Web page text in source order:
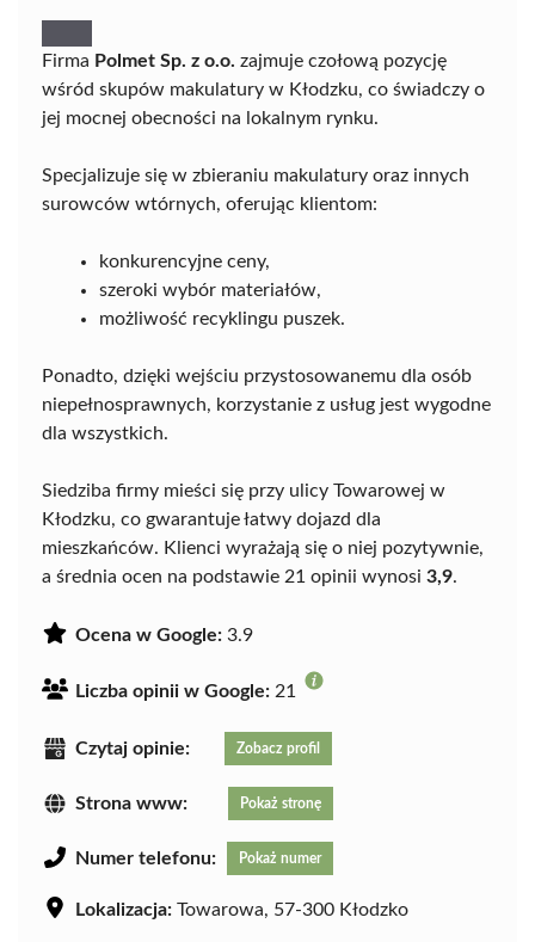
Firma Polmet Sp. z o.o. zajmuje czołową pozycję
wśród skupów makulatury w Kłodzku, co świadczy o
jej mocnej obecności na lokalnym rynku.
Specjalizuje się w zbieraniu makulatury oraz innych
surowców wtórnych, oferując klientom:
konkurencyjne ceny,
szeroki wybór materiałów,
możliwość recyklingu puszek.
Ponadto, dzięki wejściu przystosowanemu dla osób
niepełnosprawnych, korzystanie z usług jest wygodne
dla wszystkich.
Siedziba firmy mieści się przy ulicy Towarowej w
Kłodzku, co gwarantuje łatwy dojazd dla
mieszkańców. Klienci wyrażają się o niej pozytywnie,
a średnia ocen na podstawie 21 opinii wynosi 3,9.
Ocena w Google: 3.9
Liczba opinii w Google: 21
Czytaj opinie: Zobacz profil
Strona www: Pokaż stronę
Numer telefonu: Pokaż numer
Lokalizacja: Towarowa, 57-300 Kłodzko